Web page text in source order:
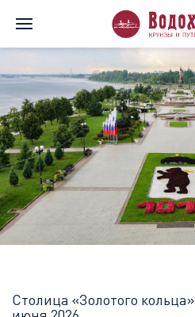
Столица «Золотого кольца»